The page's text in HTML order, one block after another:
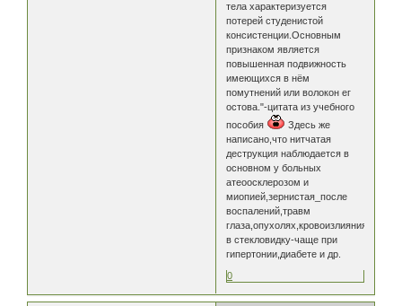
тела характеризуется
потерей студенистой
консистенции.Основным
признаком является
повышенная подвижность
имеющихся в нём
помутнений или волокон ег
остова."-цитата из учебного
пособия
Здесь же
написано,что нитчатая
деструкция наблюдается в
основном у больных
атеоосклерозом и
миопией,зернистая_после
воспалений,травм
глаза,опухолях,кровоизлияния
в стекловидку-чаще при
гипертонии,диабете и др.
0